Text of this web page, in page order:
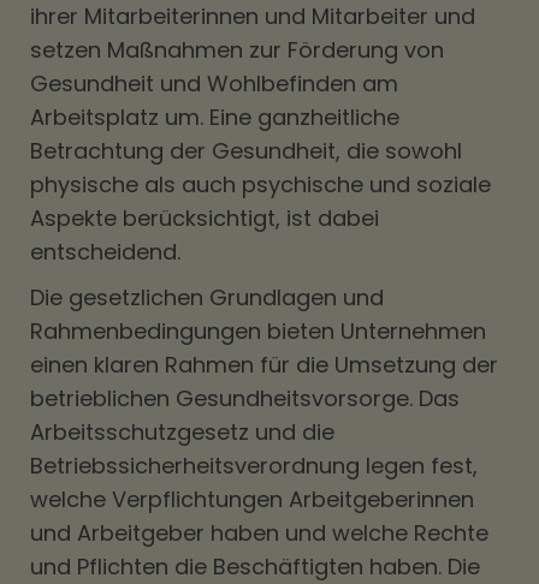
ihrer Mitarbeiterinnen und Mitarbeiter und
setzen Maßnahmen zur Förderung von
Gesundheit und Wohlbefinden am
Arbeitsplatz um. Eine ganzheitliche
Betrachtung der Gesundheit, die sowohl
physische als auch psychische und soziale
Aspekte berücksichtigt, ist dabei
entscheidend.
Die gesetzlichen Grundlagen und
Rahmenbedingungen bieten Unternehmen
einen klaren Rahmen für die Umsetzung der
betrieblichen Gesundheitsvorsorge. Das
Arbeitsschutzgesetz und die
Betriebssicherheitsverordnung legen fest,
welche Verpflichtungen Arbeitgeberinnen
und Arbeitgeber haben und welche Rechte
und Pflichten die Beschäftigten haben. Die